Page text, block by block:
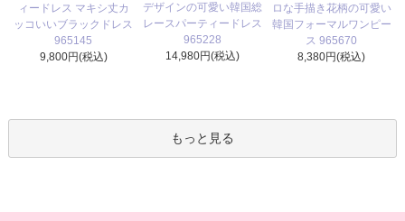
ィードレス マキシ丈カ
ッコいいブラックドレス
965145
9,800円(税込)
デザインの可愛い韓国総
レースパーティードレス
965228
14,980円(税込)
ロな手描き花柄の可愛い
韓国フォーマルワンピー
ス 965670
8,380円(税込)
もっと見る